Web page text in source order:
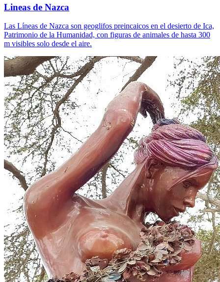
Lineas de Nazca
Las Líneas de Nazca son geoglifos preincaicos en el desierto de Ica,
Patrimonio de la Humanidad, con figuras de animales de hasta 300
m visibles solo desde el aire.